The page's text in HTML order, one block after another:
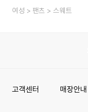
여성 팬츠 스웨트
고객센터 매장안내